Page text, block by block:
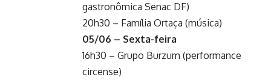
gastronômica Senac DF)
20h30 – Família Ortaça (música)
05/06 – Sexta-feira
16h30 – Grupo Burzum (performance
circense)